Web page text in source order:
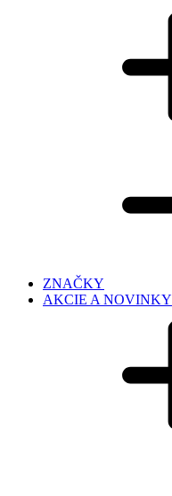
ZNAČKY
AKCIE A NOVINKY